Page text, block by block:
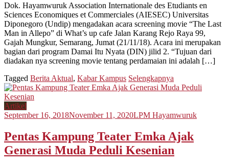
Dok. Hayamwuruk Association Internationale des Etudiants en
Sciences Economiques et Commerciales (AIESEC) Universitas
Diponegoro (Undip) mengadakan acara screening movie “The Last
Man in Allepo” di What’s up cafe Jalan Karang Rejo Raya 99,
Gajah Mungkur, Semarang, Jumat (21/11/18). Acara ini merupakan
bagian dari program Damai Itu Nyata (DIN) jilid 2. “Tujuan dari
diadakan nya screening movie tentang perdamaian ini adalah […]
Tagged Berita Aktual, Kabar Kampus Selengkapnya
Artikel
September 16, 2018November 11, 2020LPM Hayamwuruk
Pentas Kampung Teater Emka Ajak
Generasi Muda Peduli Kesenian